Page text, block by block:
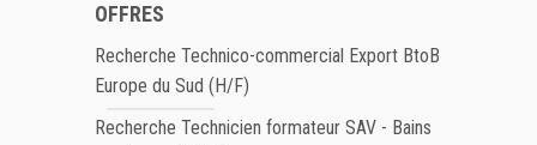
OFFRES
Recherche Technico-commercial Export BtoB
Europe du Sud (H/F)
Recherche Technicien formateur SAV - Bains